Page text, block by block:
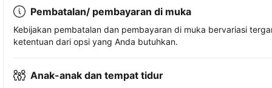
Pembatalan/ pembayaran di muka
Kebijakan pembatalan dan pembayaran di muka bervariasi
ketentuan dari opsi yang Anda butuhkan.
Anak-anak dan tempat tidur